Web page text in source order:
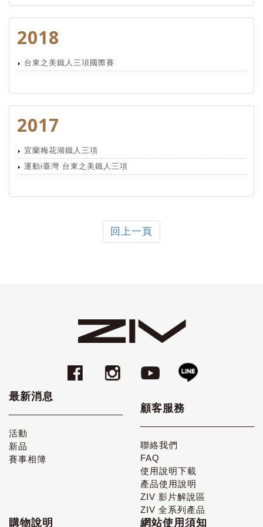
2018
台東之美鐵人三項國際賽
2017
宜蘭梅花湖鐵人三項
運動i臺灣 台東之美鐵人三項
回上一頁
最新消息
活動
新品
賽事相簿
顧客服務
聯絡我們
FAQ
使用說明下載
產品使用說明
ZIV 影片解說區
ZIV 全系列產品
購物說明 網站使用須知